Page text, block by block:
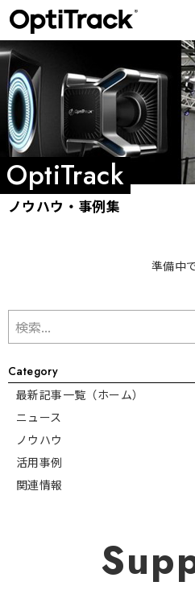
準備中
Category
最新記事一覧（ホーム）
ニュース
ノウハウ
活用事例
関連情報